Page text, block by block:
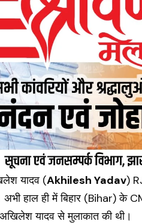
यादव (Akhilesh Yadav)
हाल ही में बिहार (Bihar) के
यादव से मुलाकात की थी।